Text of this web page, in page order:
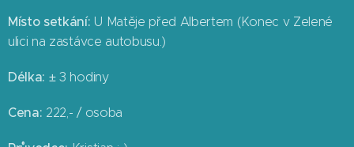
Místo setkání: U Matěje před Albertem (Konec v Zelené
ulici na zastávce autobusu.)
Délka: ± 3 hodiny
Cena: 222,- / osoba